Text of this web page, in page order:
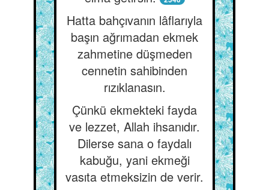
Hatta bahçıvanın lâflarıyla
başın ağrımadan ekmek
zahmetine düşmeden
cennetin sahibinden
rızıklanasın.
Çünkü ekmekteki fayda
ve lezzet, Allah ihsanıdır.
Dilerse sana o faydalı
kabuğu, yani ekmeği
vasıta etmeksizin de verir.